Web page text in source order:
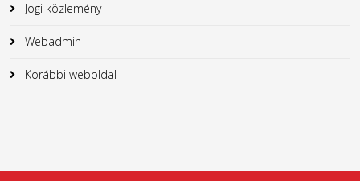
Jogi közlemény
Webadmin
Korábbi weboldal